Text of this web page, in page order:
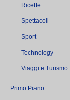
Ricette
Spettacoli
Sport
Technology
Viaggi e Turismo
Primo Piano